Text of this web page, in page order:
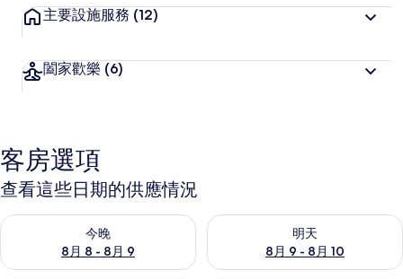
主要設施服務 (12)
闔家歡樂 (6)
客房選項
查看這些日期的供應情況
今晚
8月 8 - 8月 9
查看今晚 (8月 8 - 8月 9) 的供應情況
明天
8月 9 - 8月 10
查看明天 (8月 9 - 8月 10) 的供